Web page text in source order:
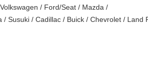
/ Ford/Seat / Mazda /
Susuki / Cadillac / Buick / Chevrolet /